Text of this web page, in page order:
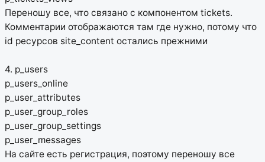
Переношу все, что связано с компонентом tickets.
Комментарии отображаются там где нужно, потому что
id ресурсов site_content остались прежними
4. p_users
p_users_online
p_user_attributes
p_user_group_roles
p_user_group_settings
p_user_messages
На сайте есть регистрация, поэтому переношу все